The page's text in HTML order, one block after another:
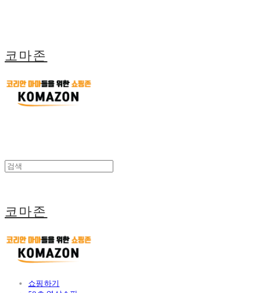
코마존
코마존
쇼핑하기